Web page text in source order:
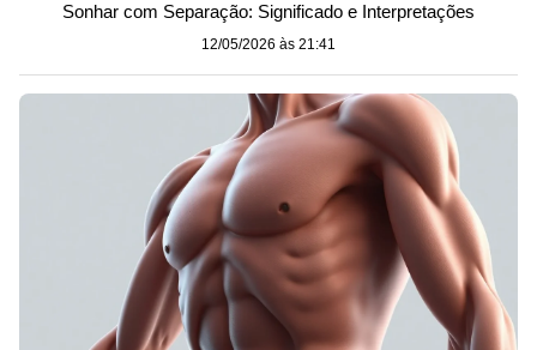
Sonhar com Separação: Significado e Interpretações
12/05/2026 às 21:41